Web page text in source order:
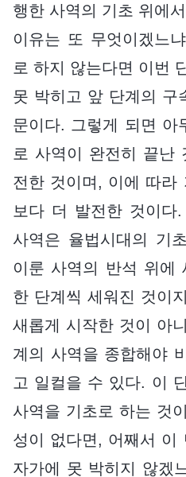
행한 사역의 기초 위에
이유는 또 무엇이겠느
로 하지 않는다면 이번
못 박히고 앞 단계의 구
문이다. 그렇게 되면 아
로 사역이 완전히 끝난
전한 것이며, 이에 따라
보다 더 발전한 것이
사역은 율법시대의 기
이룬 사역의 반석 위에
한 단계씩 세워진 것이
새롭게 시작한 것이 아
계의 사역을 종합해야
고 일컬을 수 있다. 이
사역을 기초로 하는 것
성이 없다면, 어째서 이
자가에 못 박히지 않겠